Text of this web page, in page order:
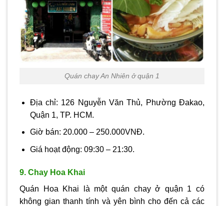
Quán chay An Nhiên ở quận 1
Địa chỉ: 126 Nguyễn Văn Thủ, Phường Đakao,
Quận 1, TP. HCM.
Giờ bán: 20.000 – 250.000VNĐ.
Giá hoạt động: 09:30 – 21:30.
9. Chay Hoa Khai
Quán Hoa Khai là một quán chay ở quận 1 có
không gian thanh tính và yên bình cho đến cả các